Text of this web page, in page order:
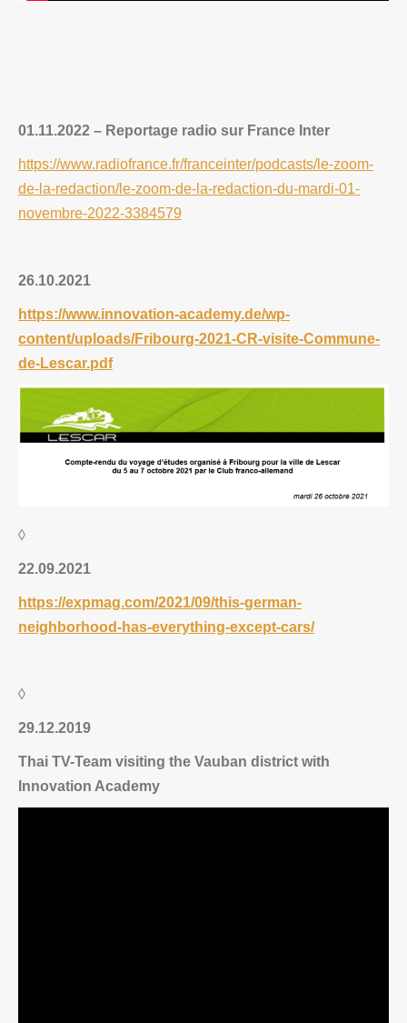
01.11.2022 – Reportage radio sur France Inter
https://www.radiofrance.fr/franceinter/podcasts/le-zoom-
de-la-redaction/le-zoom-de-la-redaction-du-mardi-01-
novembre-2022-3384579
26.10.2021
https://www.innovation-academy.de/wp-
content/uploads/Fribourg-2021-CR-visite-Commune-
de-Lescar.pdf
◊
22.09.2021
https://expmag.com/2021/09/this-german-
neighborhood-has-everything-except-cars/
◊
29.12.2019
Thai TV-Team visiting the Vauban district with
Innovation Academy